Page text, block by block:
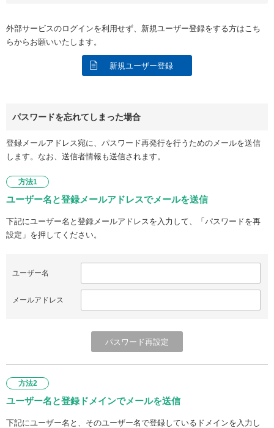
外部サービスのログインを利用せず、新規ユーザー登録をする方はこち
らからお願いいたします。
新規ユーザー登録
パスワードを忘れてしまった場合
登録メールアドレス宛に、パスワード再発行を行うためのメールを送信
します。なお、送信者情報も送信されます。
方法1
ユーザー名と登録メールアドレスでメールを送信
下記にユーザー名と登録メールアドレスを入力して、「パスワードを再
設定」を押してください。
ユーザー名
メールアドレス
方法2
ユーザー名と登録ドメインでメールを送信
下記にユーザー名と、そのユーザー名で登録しているドメインを入力し